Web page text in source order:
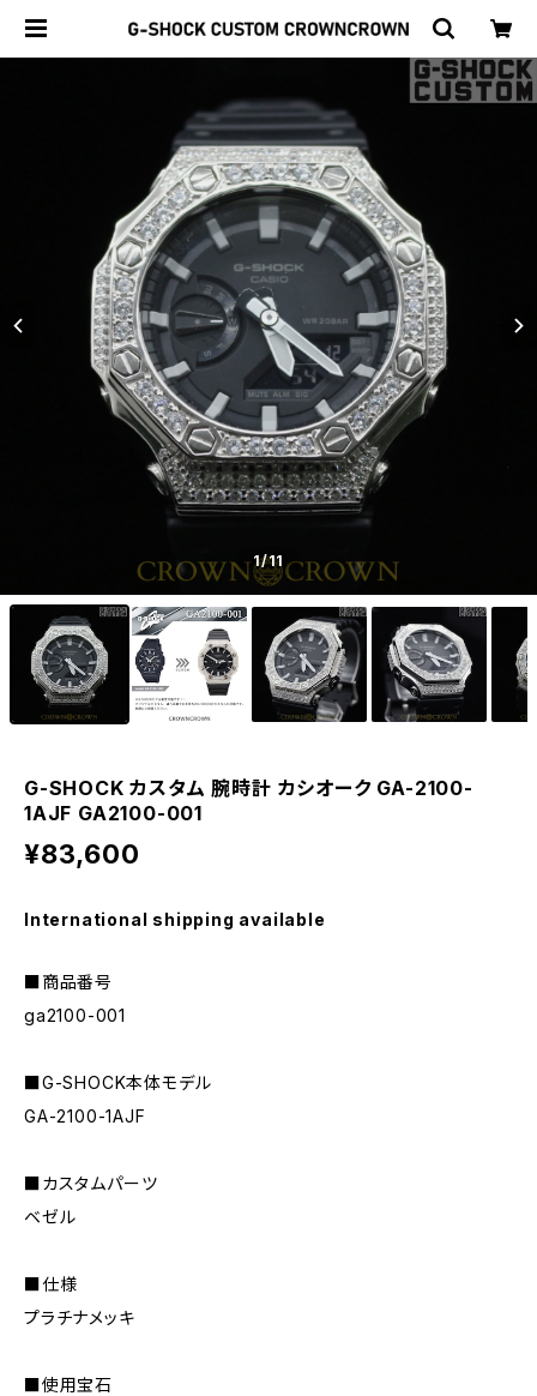
1/11
G-SHOCK カスタム 腕時計 カシオーク GA-2100-
1AJF GA2100-001
¥83,600
International shipping available
■商品番号
ga2100-001
■G-SHOCK本体モデル
GA-2100-1AJF
■カスタムパーツ
ベゼル
■仕様
プラチナメッキ
■使用宝石